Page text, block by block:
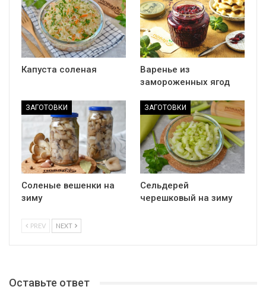
Капуста соленая
Варенье из
замороженных ягод
ЗАГОТОВКИ
Соленые вешенки на
зиму
ЗАГОТОВКИ
Сельдерей
черешковый на зиму
PREV NEXT
Оставьте ответ